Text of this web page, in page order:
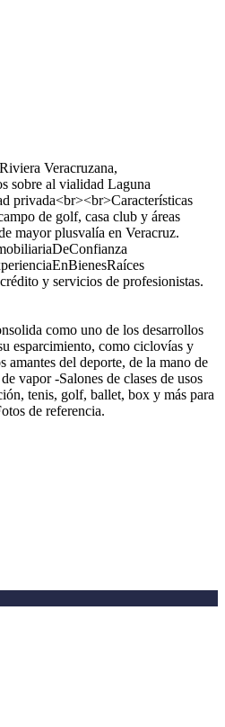
Veracruzana,
sobre al vialidad Laguna
privada<br><br>Características
de golf, casa club y áreas
mayor plusvalía en Veracruz.
y servicios de profesionistas.
como uno de los desarrollos
esparcimiento, como ciclovías y
del deporte, de la mano de
vapor -Salones de clases de usos
tenis, golf, ballet, box y más para
de referencia.